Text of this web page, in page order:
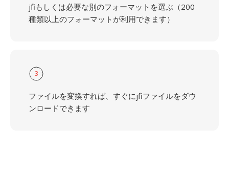
jfiもしくは必要な別のフォーマットを選ぶ（200
種類以上のフォーマットが利用できます）
3
ファイルを変換すれば、すぐにjfiファイルをダウ
ンロードできます